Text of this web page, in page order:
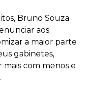
Bruno Souza
aos
a maior parte
gabinetes,
com menos e